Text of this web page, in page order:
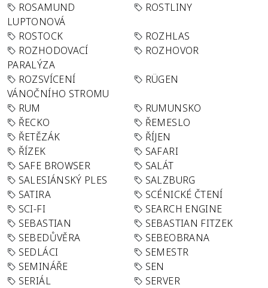
ROSAMUND
LUPTONOVÁ
ROSTLINY
ROSTOCK
ROZHLAS
ROZHODOVACÍ
PARALÝZA
ROZHOVOR
ROZSVÍCENÍ
VÁNOČNÍHO STROMU
RÜGEN
RUM
RUMUNSKO
ŘECKO
ŘEMESLO
ŘETĚZÁK
ŘÍJEN
ŘÍZEK
SAFARI
SAFE BROWSER
SALÁT
SALESIÁNSKÝ PLES
SALZBURG
SATIRA
SCÉNICKÉ ČTENÍ
SCI-FI
SEARCH ENGINE
SEBASTIAN
SEBASTIAN FITZEK
SEBEDŮVĚRA
SEBEOBRANA
SEDLÁCI
SEMESTR
SEMINÁŘE
SEN
SERIÁL
SERVER